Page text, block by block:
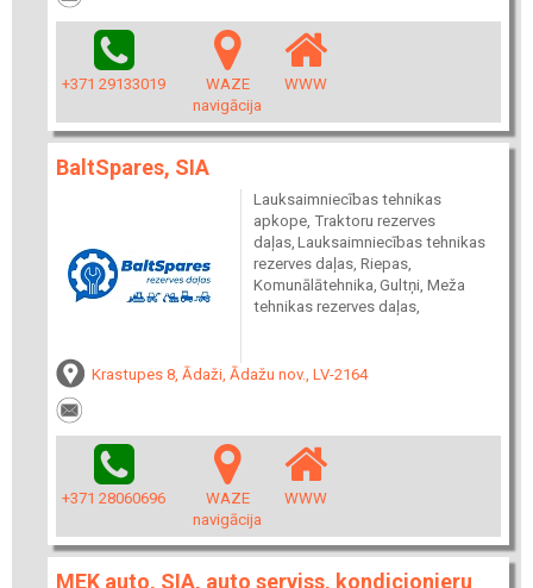
+371 29133019
WAZE
navigācija
WWW
BaltSpares, SIA
Lauksaimniecības tehnikas
apkope, Traktoru rezerves
daļas, Lauksaimniecības tehnikas
rezerves daļas, Riepas,
Komunālātehnika, Gultņi, Meža
tehnikas rezerves daļas,
Krastupes 8, Ādaži, Ādažu nov., LV-2164
+371 28060696
WAZE
navigācija
WWW
MEK auto, SIA, auto serviss, kondicionieru